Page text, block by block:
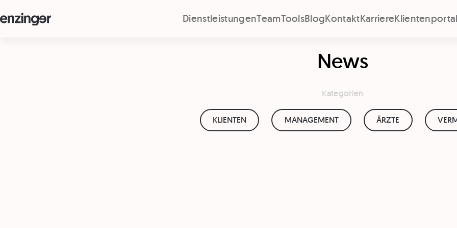
DienstleistungenTeamToolsBlogKontaktKarriereKlientenportal
News
Kategorien
KLIENTEN MANAGEMENT ÄRZTE